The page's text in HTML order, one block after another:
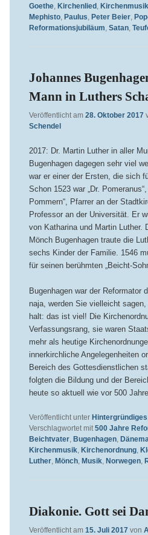
Goethe, Kirchenlied, Kirchenmusik
Mephisto, Paulus Peter Beier,
Reformationsjubiläum Satan,
Johannes
Mann in Luthers
Veröffentlicht am 28. Oktober 2017
Schendel
2017: Dr. Martin Luther in aller
Bugenhagen dagegen sehr viel
war er einer der Ersten, die sich
Schon 1523 war „Dr.
Pommern“, Pfarrer an der
Professor an der Universität. Er
von Katharina und Martin Luther.
Mönch Bugenhagen traute die
sechs Kinder der Familie. 1546
für seinen berühmten „Beicht-
Bugenhagen war der Reformator
naja, werden Sie vielleicht
halt: das ist viel! Die
Verfassungsrang, sie waren
mehr als heutige
innerkirchliche Angelegenheiten
Bereich des Gottesdienstlichen
folgten die Bildung und der
heute so aktuell wie vor 500
Veröffentlicht unter Hintergründiges
Verschlagwortet mit 500 Jahre
Beichtvater, Bugenhagen,
Kirchenmusik, Kirchenordnung,
Luther, Mönch, Musik, Norwegen,
Diakonie. Gott sei
Veröffentlicht am 15. Juli 2017 von